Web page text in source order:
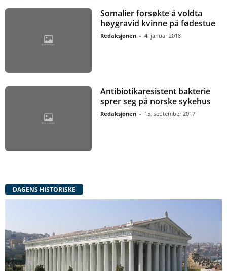
Somalier forsøkte å voldta
høygravid kvinne på fødestue
Redaksjonen - 4. januar 2018
Antibiotikaresistent bakterie
sprer seg på norske sykehus
Redaksjonen - 15. september 2017
DAGENS HISTORISKE